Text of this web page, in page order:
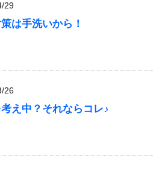
29
は手洗いから！
26
え中？それならコレ♪